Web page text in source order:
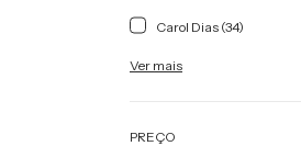
Carol Dias (34)
Ver mais
PREÇO